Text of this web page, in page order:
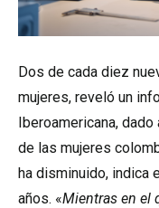
Dos de cada diez
mujeres, reveló un
Iberoamericana, dado
de las mujeres
ha disminuido, indica
años. «Mientras en el